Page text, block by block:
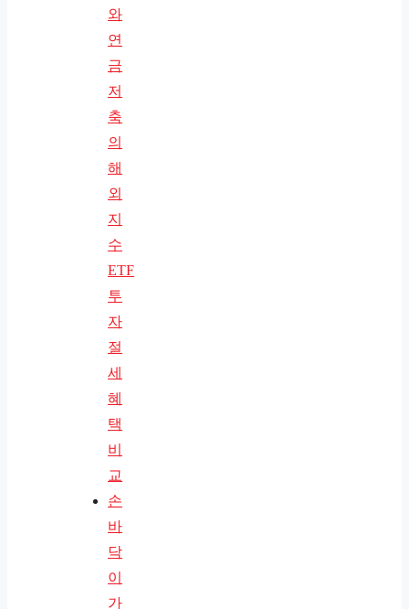
와
연
금
저
축
의
해
외
지
수
ETF
투
자
절
세
혜
택
비
교
손
바
닥
이
가